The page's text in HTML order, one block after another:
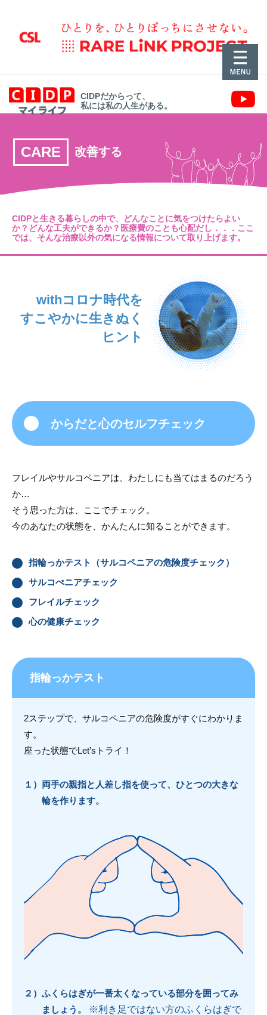
CIDPだからって、
私には私の人生がある。
CARE 改善する
CIDPと生きる暮らしの中で、どんなことに気をつけたらよい
か？ どんな工夫ができるか？医療費のことも心配だし．．． ここ
では、そんな治療以外の気になる情報について取り上げます。
withコロナ時代を
すこやかに生きぬく
ヒント
からだと心のセルフチェック
フレイルやサルコペニアは、わたしにも当てはまるのだろう
か…
そう思った方は、ここでチェック。
今のあなたの状態を、かんたんに知ることができます。
指輪っかテスト（サルコペニアの危険度チェック）
サルコぺニアチェック
フレイルチェック
心の健康チェック
指輪っかテスト
2ステップで、サルコペニアの危険度がすぐにわかりま
す。
座った状態でLet’sトライ！
１） 両手の親指と人差し指を使って、ひとつの大きな
輪を作ります。
２） ふくらはぎが一番太くなっている部分を囲ってみ
ましょう。
※利き足ではない方のふくらはぎで